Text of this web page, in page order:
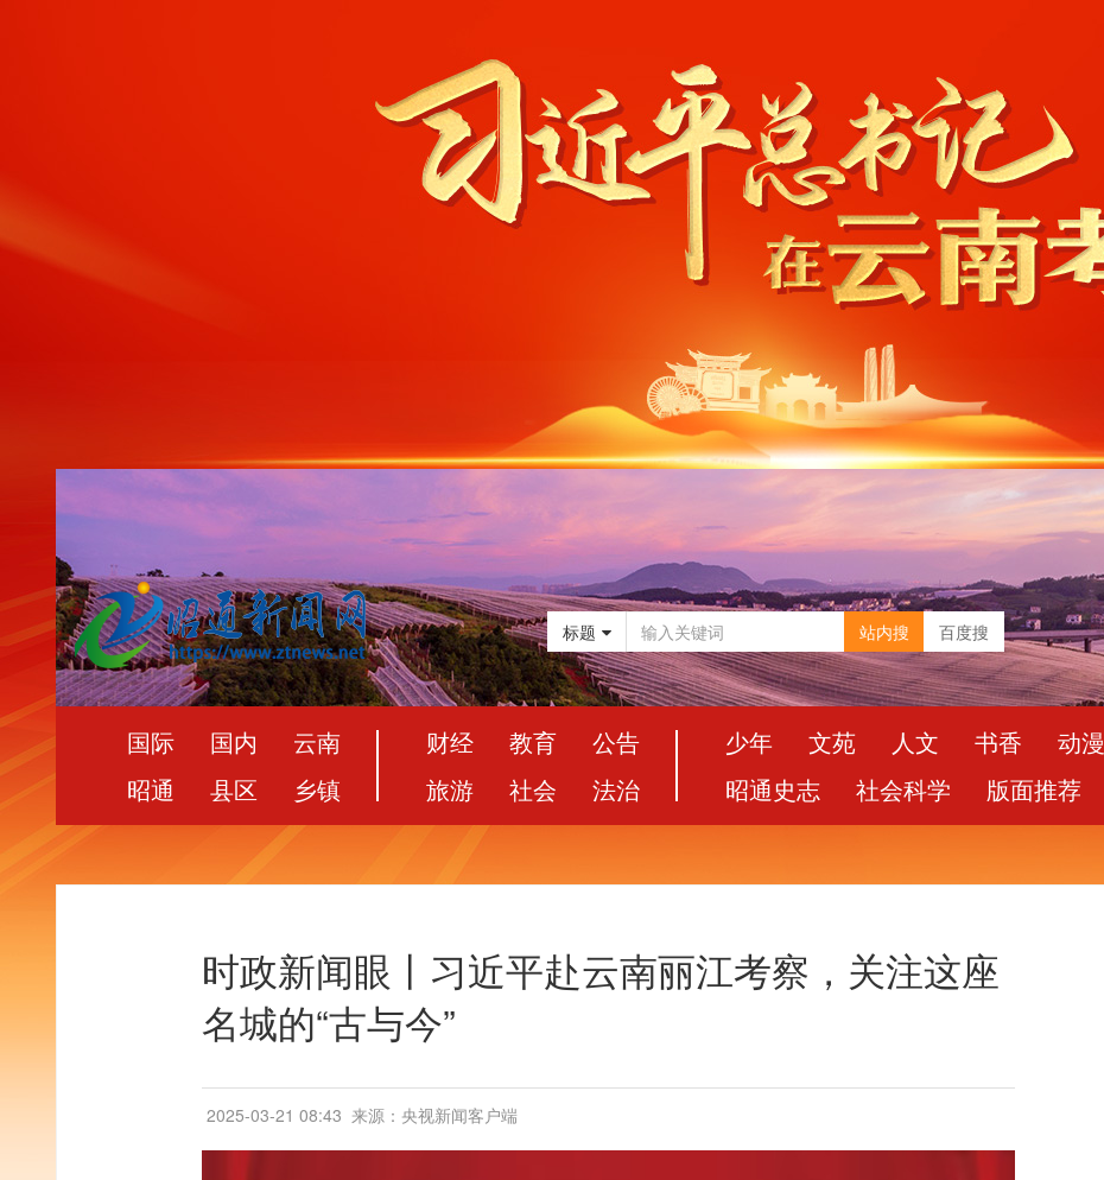
标题 站内搜 百度搜
国际 国内
云南
昭通
县区 乡镇
财经 教育
公告
旅游
社会 法治
少年 文苑 人文 书香
动漫
昭通史志
社会科学 版面推荐
时政新闻眼丨习近平赴云南丽江考察，关注这座
名城的“古与今”
2025-03-21 08:43 来源：央视新闻客户端